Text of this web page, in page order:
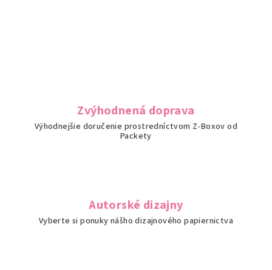
Zvýhodnená doprava
Výhodnejšie doručenie prostredníctvom Z-Boxov od
Packety
Autorské dizajny
Vyberte si ponuky nášho dizajnového papiernictva